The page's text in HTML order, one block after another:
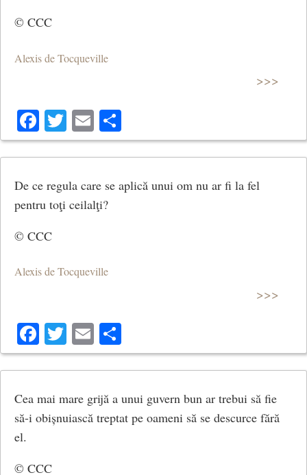
© CCC
Alexis de Tocqueville
>>>
Facebook
Twitter
Email
De ce regula care se aplică unui om nu ar fi la fel
pentru toţi ceilalţi?
© CCC
Alexis de Tocqueville
>>>
Facebook
Twitter
Email
Cea mai mare grijă a unui guvern bun ar trebui să fie
să-i obișnuiască treptat pe oameni să se descurce fără
el.
© CCC